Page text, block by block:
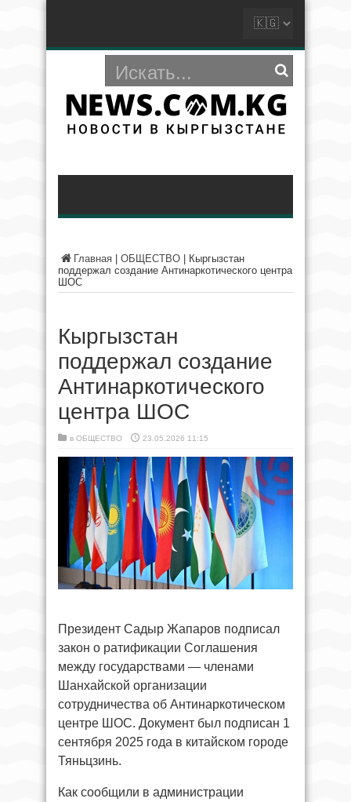
Главная ОБЩЕСТВО
Кыргызстан
поддержал создание Антинаркотического центра
ШОС
Кыргызстан
поддержал создание
Антинаркотического
центра ШОС
в ОБЩЕСТВО 23.05.2026 11:15
Президент Садыр Жапаров подписал
закон о ратификации Соглашения
между государствами — членами
Шанхайской организации
сотрудничества об Антинаркотическом
центре ШОС. Документ был подписан 1
сентября 2025 года в китайском городе
Тяньцзинь.
Как сообщили в администрации